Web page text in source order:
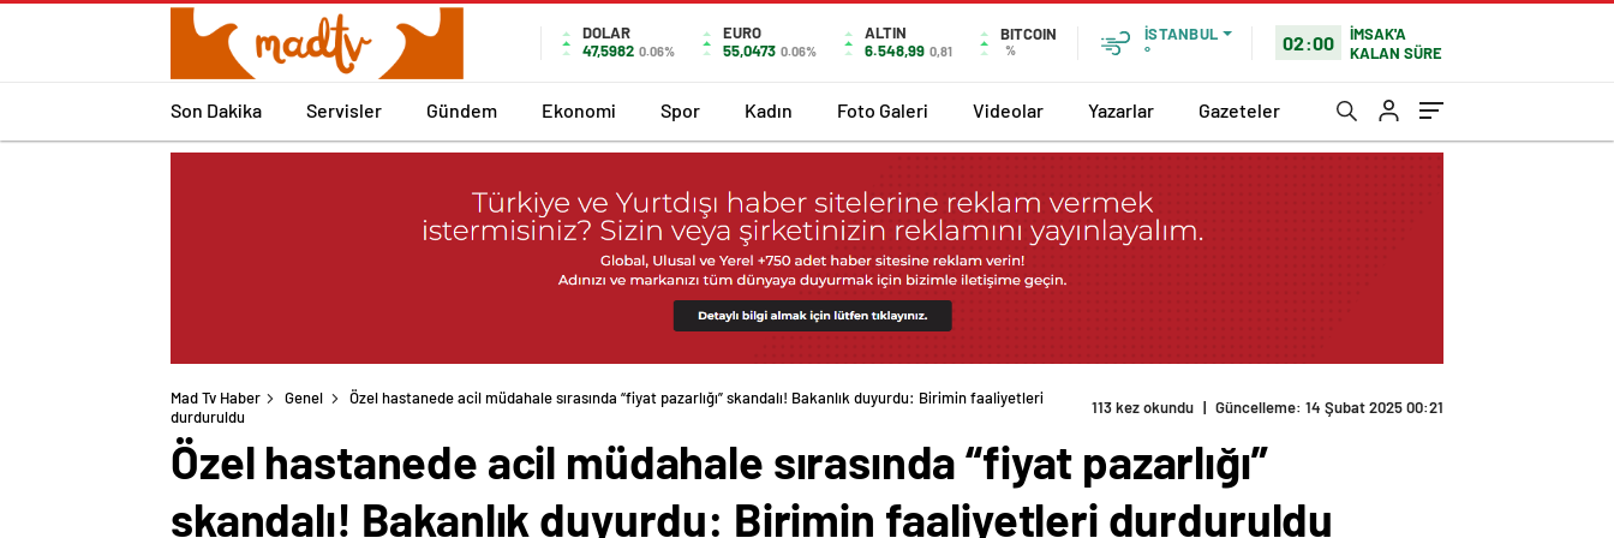
DOLAR
47,5982 0.06%
EURO
55,0473 0.06%
ALTIN
6.548,99 0,81
BITCOIN
%
İSTANBUL
°
02:00
İMSAK'A
KALAN SÜRE
Son Dakika Servisler Gündem Ekonomi Spor Kadın Foto Galeri Videolar Yazarlar Gazeteler
Mad Tv Haber Genel Özel hastanede acil müdahale sırasında “fiyat pazarlığı” skandalı! Bakanlık duyurdu: Birimin faaliyetleri durduruldu
Özel hastanede acil müdahale sırasında “fiyat pazarlığı”
skandalı! Bakanlık duyurdu: Birimin faaliyetleri durduruldu